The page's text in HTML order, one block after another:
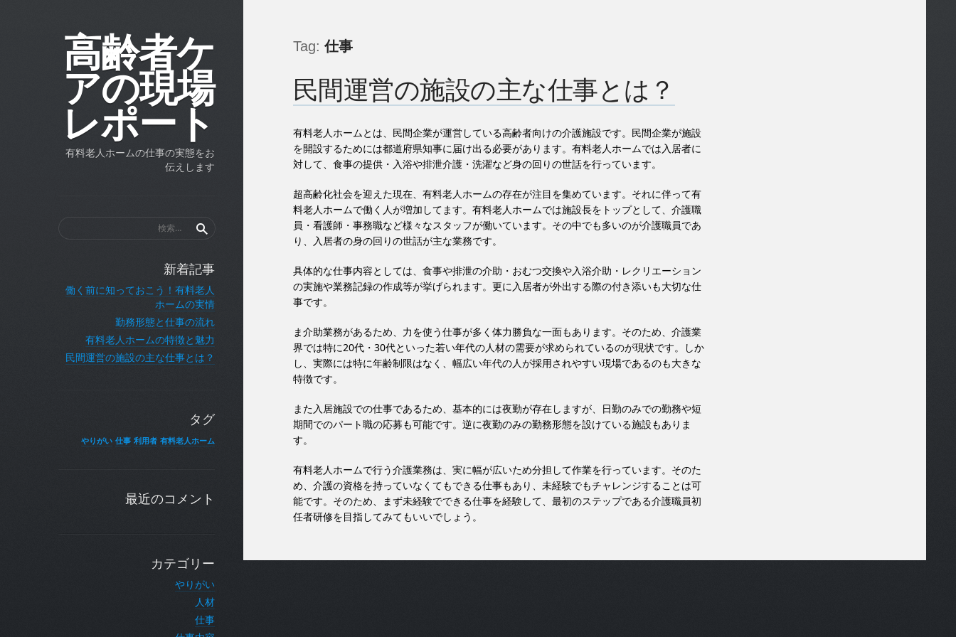
高齢者ケ
アの現場
レポート
有料老人ホームの仕事の実態をお
伝えします
Tag:仕事
民間運営の施設の主な仕事とは？
有料老人ホームとは、民間企業が運営している高齢者向けの介護施設です。民間企業が施設
を開設するためには都道府県知事に届け出る必要があります。有料老人ホームでは入居者に
対して、食事の提供・入浴や排泄介護・洗濯など身の回りの世話を行っています。
超高齢化社会を迎えた現在、有料老人ホームの存在が注目を集めています。それに伴って有
料老人ホームで働く人が増加してます。有料老人ホームでは施設長をトップとして、介護職
員・看護師・事務職など様々なスタッフが働いています。その中でも多いのが介護職員であ
り、入居者の身の回りの世話が主な業務です。
具体的な仕事内容としては、食事や排泄の介助・おむつ交換や入浴介助・レクリエーション
の実施や業務記録の作成等が挙げられます。更に入居者が外出する際の付き添いも大切な仕
事です。
ま介助業務があるため、力を使う仕事が多く体力勝負な一面もあります。そのため、介護業
界では特に20代・30代といった若い年代の人材の需要が求められているのが現状です。しか
し、実際には特に年齢制限はなく、幅広い年代の人が採用されやすい現場であるのも大きな
特徴です。
また入居施設での仕事であるため、基本的には夜勤が存在しますが、日勤のみでの勤務や短
期間でのパート職の応募も可能です。逆に夜勤のみの勤務形態を設けている施設もありま
す。
有料老人ホームで行う介護業務は、実に幅が広いため分担して作業を行っています。そのた
め、介護の資格を持っていなくてもできる仕事もあり、未経験でもチャレンジすることは可
能です。そのため、まず未経験でできる仕事を経験して、最初のステップである介護職員初
任者研修を目指してみてもいいでしょう。
新着記事
働く前に知っておこう！有料老人
ホームの実情
勤務形態と仕事の流れ
有料老人ホームの特徴と魅力
民間運営の施設の主な仕事とは？
タグ
やりがい 仕事 利用者 有料老人ホーム
最近のコメント
カテゴリー
やりがい
人材
仕事